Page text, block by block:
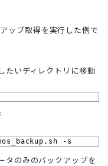
ップ取得を実行した例で
たいディレクトリに移動
-s
タのみのバックアップを